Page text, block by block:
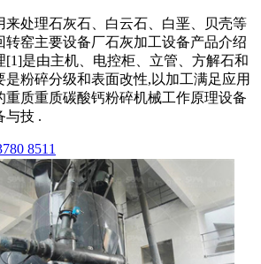
来处理石灰石、白云石、白垩、贝壳等
转窑主要设备厂石灰加工设备产品介绍
[1]是由主机、电控柜、立管、方解石和
是粉碎分级和表面改性,以加工满足应用
重质重质碳酸钙粉碎机械工作原理设备
与技 .
8511